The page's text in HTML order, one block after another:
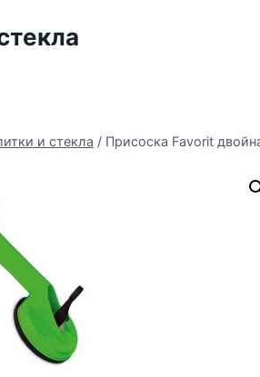
и стекла / Присоска Favorit